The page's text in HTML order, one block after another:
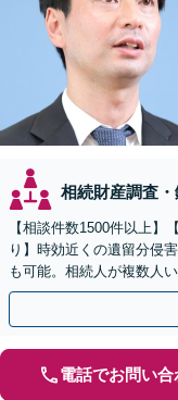
相続財産調査・
【相談件数1500件以上】
り】時効近くの遺留分侵
も可能。相続人が複数人
情的な対立の円満解決が
電話でお問い合